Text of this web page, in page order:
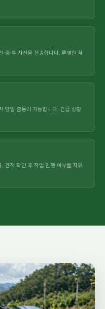
중·후 사진을 전송합니다. 투명한 작
당일 출동이 가능합니다. 긴급 상황
견적 확인 후 작업 진행 여부를 자유